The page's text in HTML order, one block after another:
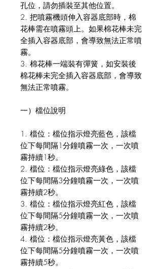
孔位，請勿插裝至其他位置。
2. 把噴霧機頭伸入容器底部時，棉
花棒需在噴霧頭上。如果棉花棒未完
全插入容器底部，會導致無法正常噴
霧。
3. 棉花棒一端裝有彈簧，如安裝後
棉花棒未完全插入容器底部，會導致
無法正常噴霧。
一）檔位說明
1. 檔位：檔位指示燈亮藍色，該檔
位下每間隔1分鐘噴霧一次，一次噴
霧持續1秒。
2. 檔位：檔位指示燈亮綠色，該檔
位下每間隔3分鐘噴霧一次，一次噴
霧持續2秒。
3. 檔位：檔位指示燈亮紅色，該檔
位下每間隔5分鐘噴霧一次，一次噴
霧持續2秒。
4. 檔位：檔位指示燈亮黃色，該檔
位下每間隔5分鐘噴霧一次，一次噴
霧持續5秒。